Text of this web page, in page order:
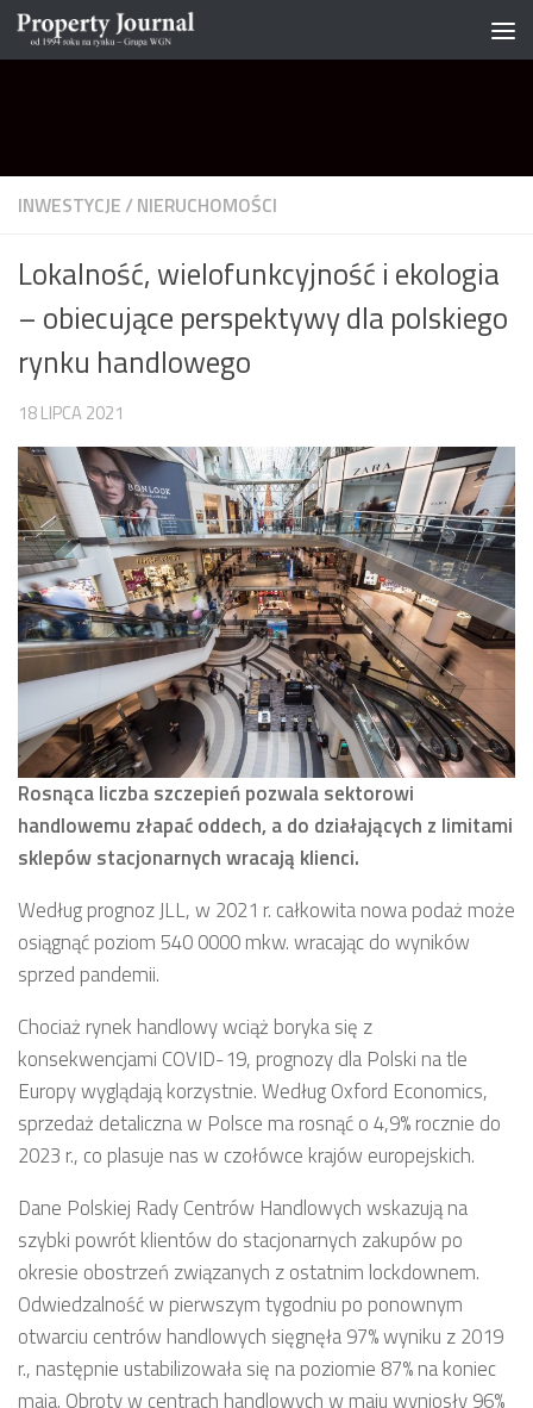
Skip to content
INWESTYCJE/NIERUCHOMOŚCI
Lokalność, wielofunkcyjność i ekologia
– obiecujące perspektywy dla polskiego
rynku handlowego
18 LIPCA 2021
Rosnąca liczba szczepień pozwala sektorowi
handlowemu złapać oddech, a do działających z limitami
sklepów stacjonarnych wracają klienci.
Według prognoz JLL, w 2021 r. całkowita nowa podaż może
osiągnąć poziom 540 0000 mkw. wracając do wyników
sprzed pandemii.
Chociaż rynek handlowy wciąż boryka się z
konsekwencjami COVID-19, prognozy dla Polski na tle
Europy wyglądają korzystnie. Według Oxford Economics,
sprzedaż detaliczna w Polsce ma rosnąć o 4,9% rocznie do
2023 r., co plasuje nas w czołówce krajów europejskich.
Dane Polskiej Rady Centrów Handlowych wskazują na
szybki powrót klientów do stacjonarnych zakupów po
okresie obostrzeń związanych z ostatnim lockdownem.
Odwiedzalność w pierwszym tygodniu po ponownym
otwarciu centrów handlowych sięgnęła 97% wyniku z 2019
r., następnie ustabilizowała się na poziomie 87% na koniec
maja. Obroty w centrach handlowych w maju wyniosły 96%